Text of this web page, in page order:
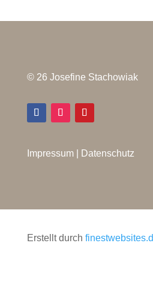
© 26 Josefine Stachowiak
Impressum| Datenschutz
Erstellt durch